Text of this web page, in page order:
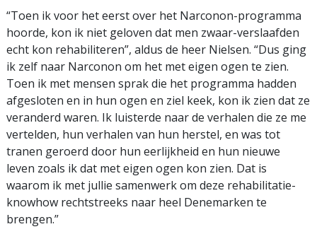
“Toen ik voor het eerst over het Narconon-programma
hoorde, kon ik niet geloven dat men zwaar-verslaafden
echt kon rehabiliteren”, aldus de heer Nielsen. “Dus ging
ik zelf naar Narconon om het met eigen ogen te zien.
Toen ik met mensen sprak die het programma hadden
afgesloten en in hun ogen en ziel keek, kon ik zien dat ze
veranderd waren. Ik luisterde naar de verhalen die ze me
vertelden, hun verhalen van hun herstel, en was tot
tranen geroerd door hun eerlijkheid en hun nieuwe
leven zoals ik dat met eigen ogen kon zien. Dat is
waarom ik met jullie samenwerk om deze rehabilitatie-
knowhow rechtstreeks naar heel Denemarken te
brengen.”